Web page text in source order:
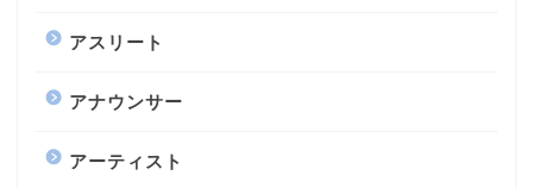
アスリート
アナウンサー
アーティスト